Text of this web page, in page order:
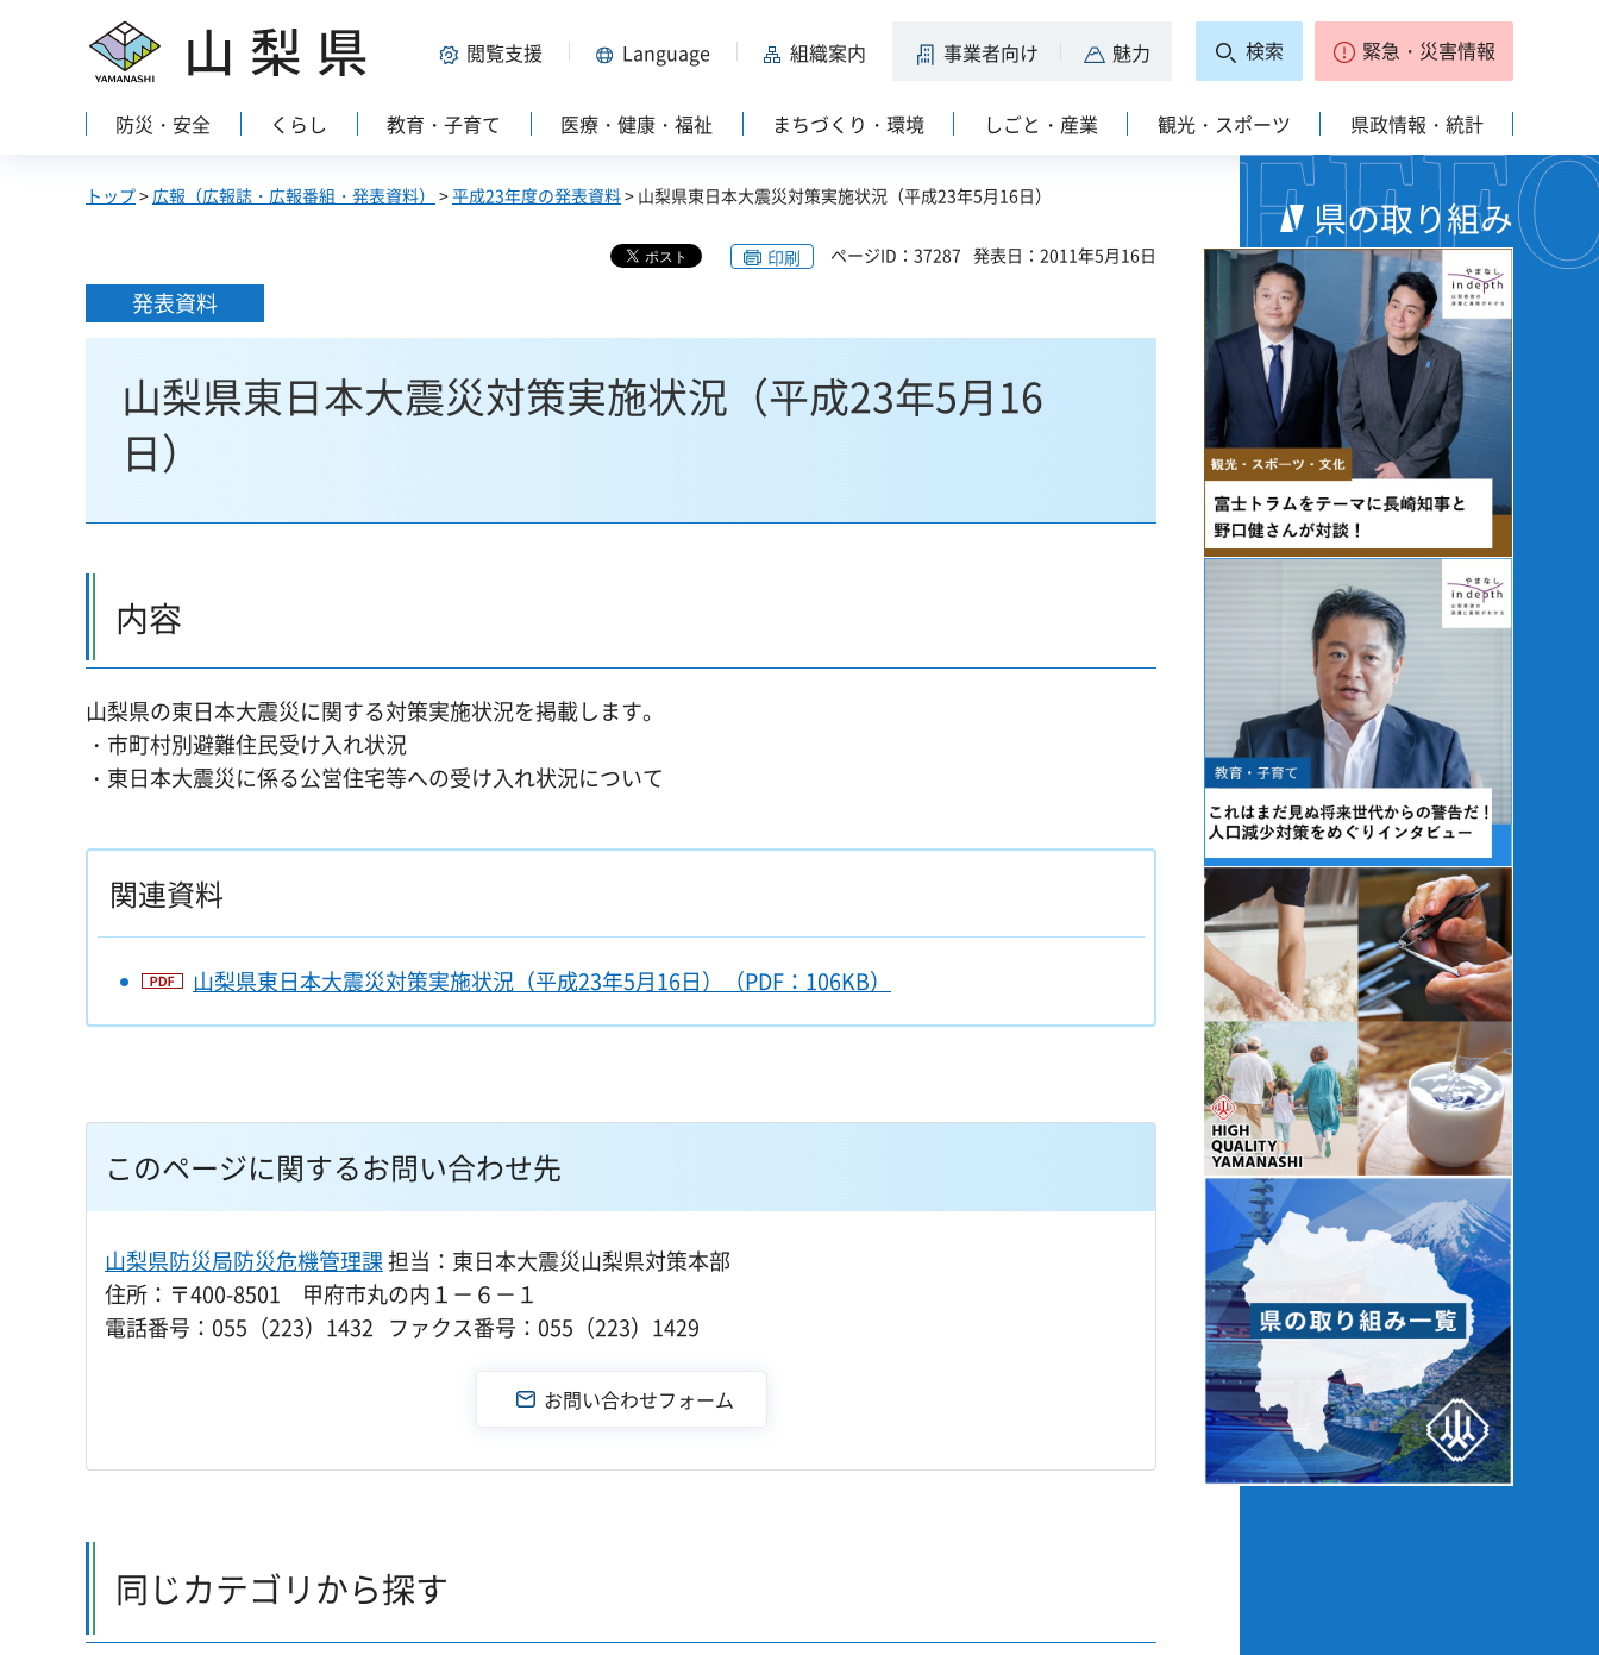
山梨県 閲覧支援 Language 組織案内 事業者向け 魅力 検索 緊急・災害情報
防災・安全 くらし 教育・子育て 医療・健康・福祉 まちづくり・環境 しごと・産業 観光・スポーツ 県政情報・統計
トップ> 広報（広報誌・広報番組・発表資料） >平成23年度の発表資料> 山梨県東日本大震災対策実施状況（平成23年5月16日）
印刷 ページID：37287 発表日：2011年5月16日
発表資料
山梨県東日本大震災対策実施状況（平成23年5月16
日）
内容
山梨県の東日本大震災に関する対策実施状況を掲載します。
・市町村別避難住民受け入れ状況
・東日本大震災に係る公営住宅等への受け入れ状況について
関連資料
山梨県東日本大震災対策実施状況（平成23年5月16日）（PDF：106KB）
このページに関するお問い合わせ先
山梨県防災局防災危機管理課担当：東日本大震災山梨県対策本部
住所：〒400-8501 甲府市丸の内１－６－１
電話番号：055（223）1432 ファクス番号：055（223）1429
同じカテゴリから探す
県の取り組み